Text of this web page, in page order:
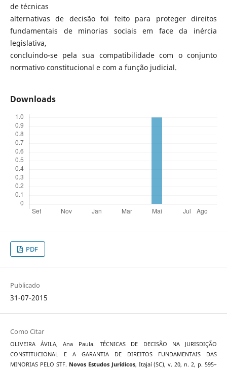
de técnicas
alternativas de decisão foi feito para proteger direitos
fundamentais de minorias sociais em face da inércia
legislativa,
concluindo-se pela sua compatibilidade com o conjunto
normativo constitucional e com a função judicial.
Downloads
PDF
Publicado
31-07-2015
Como Citar
OLIVEIRA ÁVILA, Ana Paula. TÉCNICAS DE DECISÃO NA JURISDIÇÃO
CONSTITUCIONAL E A GARANTIA DE DIREITOS FUNDAMENTAIS DAS
MINORIAS PELO STF. Novos Estudos Jurí­dicos, Itajaí­ (SC), v. 20, n. 2, p. 595–